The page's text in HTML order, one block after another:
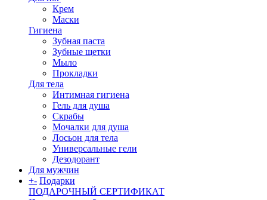
Крем
Маски
Гигиена
Зубная паста
Зубные щетки
Мыло
Прокладки
Для тела
Интимная гигиена
Гель для душа
Скрабы
Мочалки для душа
Лосьон для тела
Универсальные гели
Дезодорант
Для мужчин
+- Подарки
ПОДАРОЧНЫЙ СЕРТИФИКАТ